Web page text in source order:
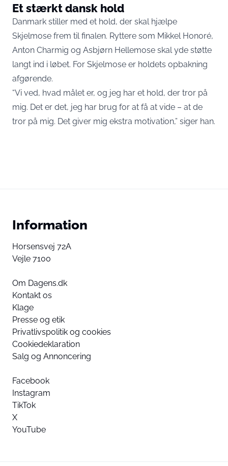
Et stærkt dansk hold
Danmark stiller med et hold, der skal hjælpe
Skjelmose frem til finalen. Ryttere som Mikkel Honoré,
Anton Charmig og Asbjørn Hellemose skal yde støtte
langt ind i løbet. For Skjelmose er holdets opbakning
afgørende.
“Vi ved, hvad målet er, og jeg har et hold, der tror på
mig. Det er det, jeg har brug for at få at vide – at de
tror på mig. Det giver mig ekstra motivation,” siger han.
Information
Horsensvej 72A
Vejle 7100
Om Dagens.dk
Kontakt os
Klage
Presse og etik
Privatlivspolitik og cookies
Cookiedeklaration
Salg og Annoncering
Facebook
Instagram
TikTok
X
YouTube